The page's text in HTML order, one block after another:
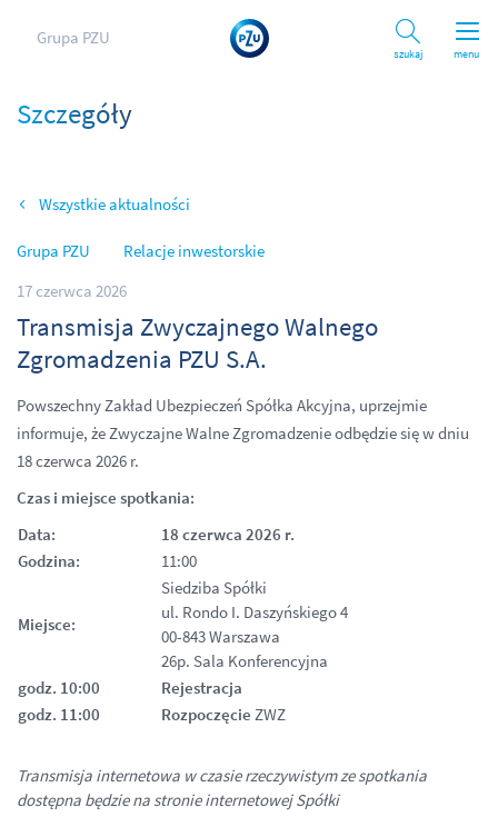
menu
Grupa PZU
Szukaj
Szczegóły
Wszystkie aktualności
Grupa PZU
Relacje inwestorskie
17 czerwca 2026
Transmisja Zwyczajnego Walnego
Zgromadzenia PZU S.A.
Powszechny Zakład Ubezpieczeń Spółka Akcyjna, uprzejmie
informuje, że Zwyczajne Walne Zgromadzenie odbędzie się w dniu
18 czerwca 2026 r.
Czas i miejsce spotkania:
Data:
18 czerwca 2026 r.
Godzina:
11:00
Miejsce:
Siedziba Spółki
ul. Rondo I. Daszyńskiego 4
00-843 Warszawa
26p. Sala Konferencyjna
godz. 10:00
Rejestracja
godz. 11:00
Rozpoczęcie ZWZ
Transmisja internetowa w czasie rzeczywistym ze spotkania
dostępna będzie na stronie internetowej Spółki